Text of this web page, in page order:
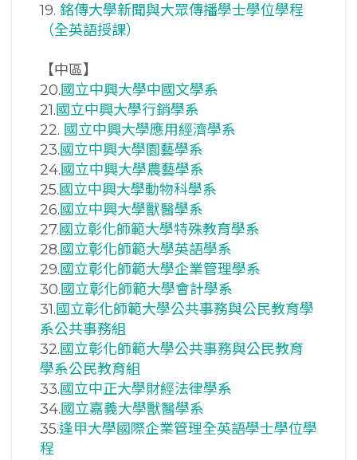
19. 銘傳大學新聞與大眾傳播學士學位學程
（全英語授課）
【中區】
20.國立中興大學中國文學系
21.國立中興大學行銷學系
22. 國立中興大學應用經濟學系
23.國立中興大學園藝學系
24.國立中興大學農藝學系
25.國立中興大學動物科學系
26.國立中興大學獸醫學系
27.國立彰化師範大學特殊教育學系
28.國立彰化師範大學英語學系
29.國立彰化師範大學企業管理學系
30.國立彰化師範大學會計學系
31.國立彰化師範大學公共事務與公民教育學
系公共事務組
32.國立彰化師範大學公共事務與公民教育
學系公民教育組
33.國立中正大學財經法律學系
34.國立嘉義大學獸醫學系
35.逢甲大學國際企業管理全英語學士學位學
程